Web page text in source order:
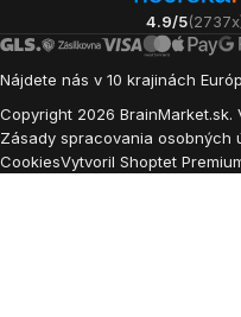
4.9/5
Nájdete nás v 10 krajinách
Copyright 2026 BrainMarket.sk.
Zásady spracovania osobných
CookiesVytvoril Shoptet